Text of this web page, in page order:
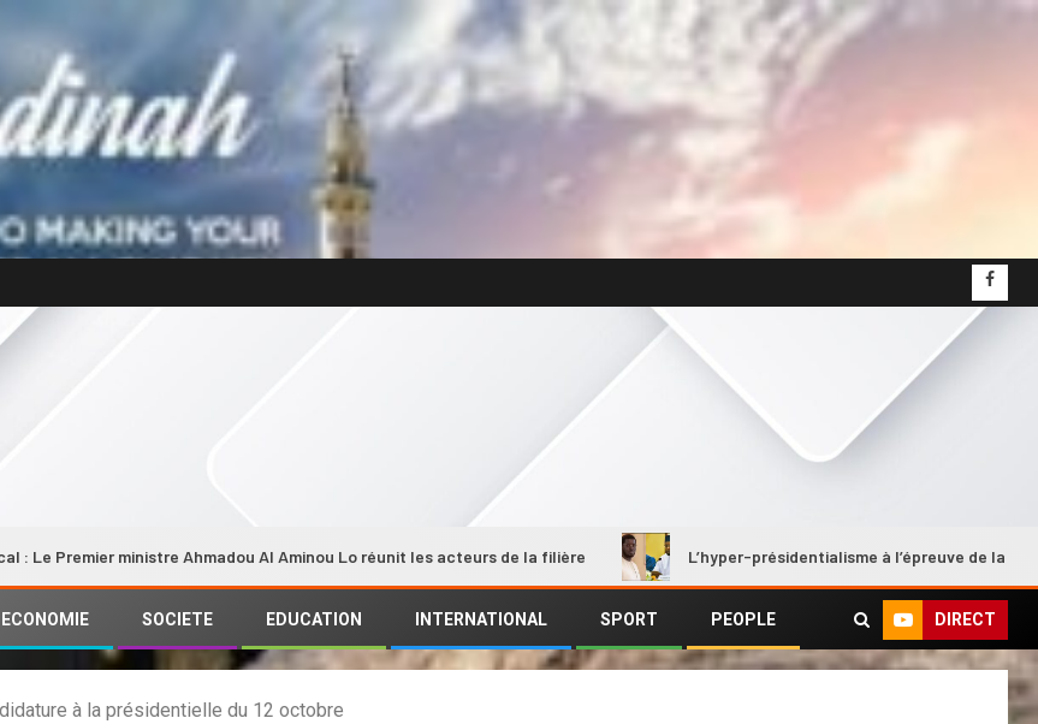
ministre Ahmadou Al Aminou Lo réunit les acteurs de la filière L’hyper-présidentialisme à l’épreuve de la rupture
ECONOMIE SOCIETE EDUCATION INTERNATIONAL SPORT PEOPLE DIRECT
à la présidentielle du 12 octobre